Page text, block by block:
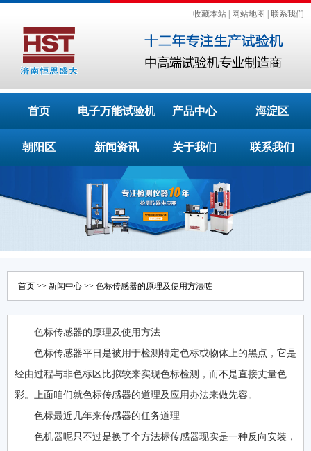
收藏本站 网站地图 联系我们
首页 电子万能试验机 产品中心 海淀区
朝阳区 新闻资讯 关于我们 联系我们
首页 >> 新闻中心 >> 色标传感器的原理及使用方法咗
色标传感器的原理及使用方法
色标传感器平日是被用于检测特定色标或物体上的黑点，它是
经由过程与非色标区比拟较来实现色标检测，而不是直接丈量色
彩。上面咱们就色标传感器的道理及应用办法来做先容。
色标最近几年来传感器的任务道理
色机器呢只不过是换了个方法标传感器现实是一种反向安装，